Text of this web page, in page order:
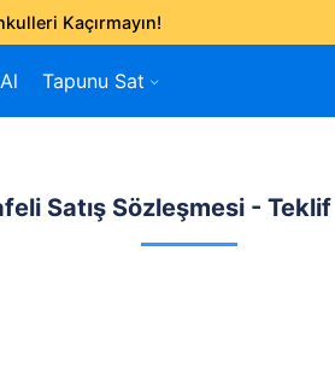
Kaçırmayın!
Tapunu Sat
Satış Sözleşmesi -